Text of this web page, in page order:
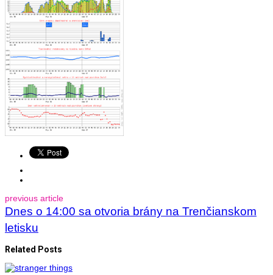
previous article
Dnes o 14:00 sa otvoria brány na Trenčianskom
letisku
Related Posts